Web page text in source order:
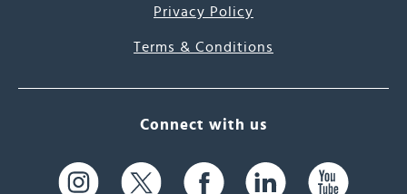
Privacy Policy
Terms & Conditions
Connect with us